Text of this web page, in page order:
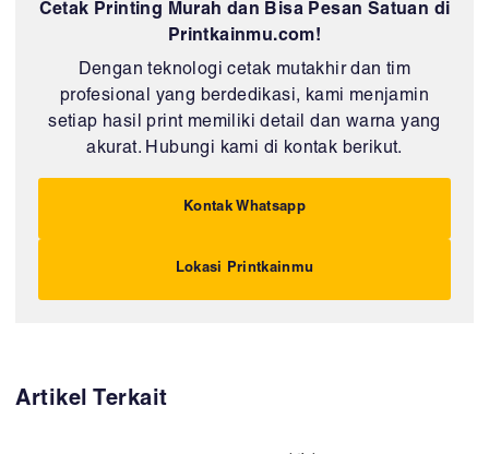
Cetak Printing Murah dan Bisa Pesan Satuan di
Printkainmu.com!
Dengan teknologi cetak mutakhir dan tim
profesional yang berdedikasi, kami menjamin
setiap hasil print memiliki detail dan warna yang
akurat. Hubungi kami di kontak berikut.
Kontak Whatsapp
Lokasi Printkainmu
Artikel Terkait